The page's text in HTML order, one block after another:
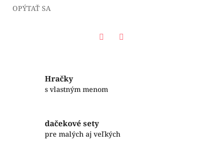
OPÝTAŤ SA
Hračky
s vlastným menom
dačekové sety
pre malých aj veľkých